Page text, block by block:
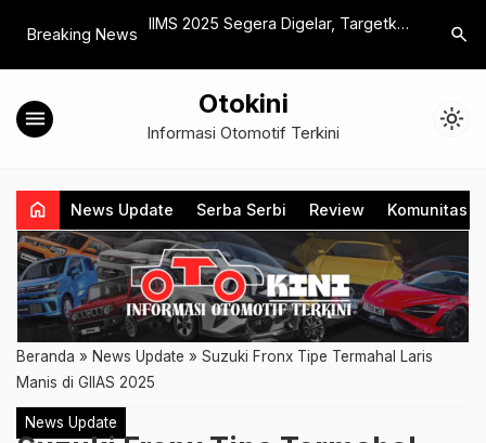
Breaking News
di GIIAS 2026
IIMS 2025 Segera Digelar, Targetkan
Chery
Batam
search
menu Otokini
Informasi Otomotif Terkini light_mode
home News Update Serba Serbi Review Komunitas
Beranda » News Update » Suzuki Fronx Tipe Termahal Laris
Manis di GIIAS 2025
News Update